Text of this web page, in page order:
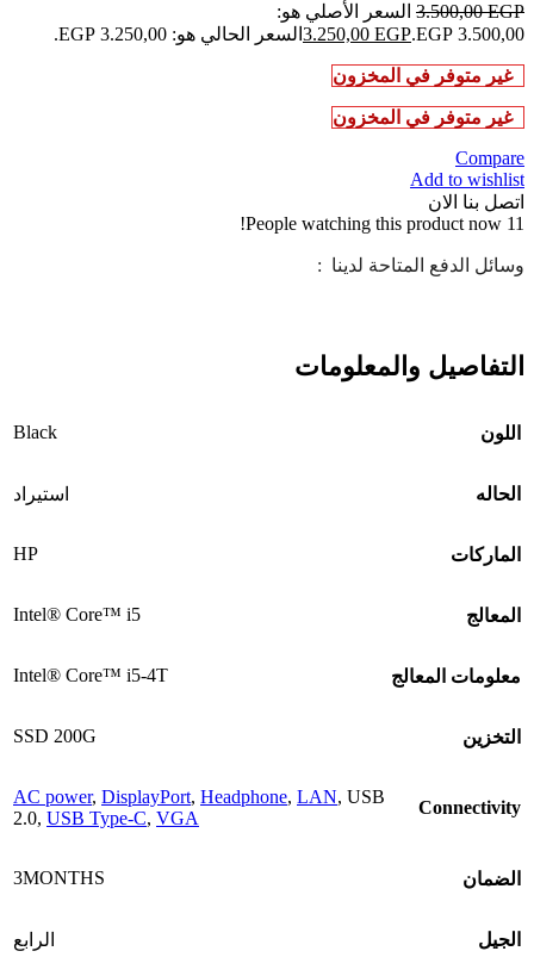
3.500,00EGP
السعر الأصلي هو:
3.500,00 EGP.
3.250,00 EGP السعر الحالي هو: 3.250,00 EGP.
غير متوفر في المخزون
غير متوفر في المخزون
Compare
Add to wishlist
اتصل بنا الان
11
People watching this product now!
وسائل الدفع المتاحة لدينا :
التفاصيل والمعلومات
اللون Black
الحاله استيراد
الماركات HP
المعالج Intel® Core™ i5
معلومات المعالج Intel® Core™ i5-4T
التخزين SSD 200G
Connectivity
AC power, DisplayPort, Headphone, LAN, USB
2.0, USB Type-C, VGA
الضمان 3MONTHS
الجيل الرابع